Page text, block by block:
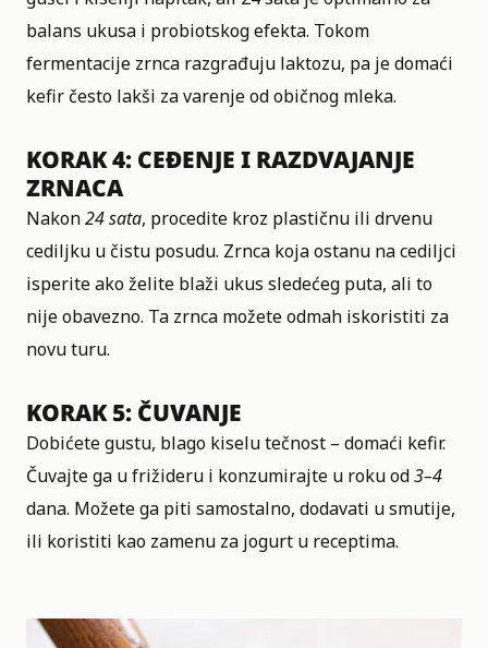
balans ukusa i probiotskog efekta. Tokom
fermentacije zrnca razgrađuju laktozu, pa je domaći
kefir često lakši za varenje od običnog mleka.
KORAK 4: CEĐENJE I RAZDVAJANJE
ZRNACA
Nakon24 sata, procedite kroz plastičnu ili drvenu
cediljku u čistu posudu. Zrnca koja ostanu na cediljci
isperite ako želite blaži ukus sledećeg puta, ali to
nije obavezno. Ta zrnca možete odmah iskoristiti za
novu turu.
KORAK 5: ČUVANJE
Dobićete gustu, blago kiselu tečnost – domaći kefir.
Čuvajte ga u frižideru i konzumirajte u roku od3–4
dana. Možete ga piti samostalno, dodavati u smutije,
ili koristiti kao zamenu za jogurt u receptima.